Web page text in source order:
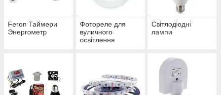
Feron Таймери
Энергометр
Фотореле для
вуличного
освітлення
Світлодіодні
лампи